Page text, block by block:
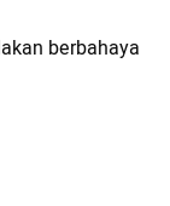
berbahaya